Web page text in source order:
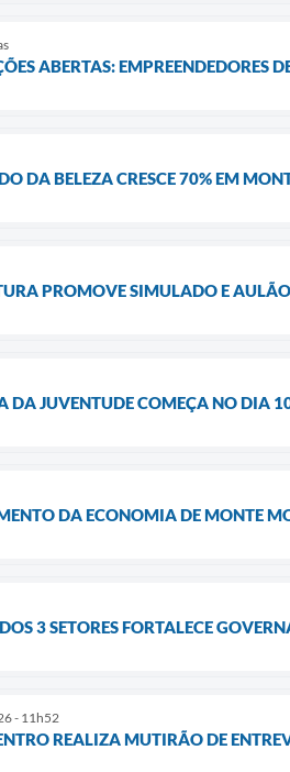
ABERTAS: EMPREENDEDORES
DA BELEZA CRESCE 70% EM
PROMOVE SIMULADO E
DA JUVENTUDE COMEÇA NO DIA
DA ECONOMIA DE MONTE
3 SETORES FORTALECE
- 11h52
REALIZA MUTIRÃO DE